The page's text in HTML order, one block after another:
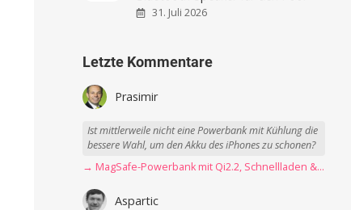
31. Juli 2026
Letzte Kommentare
Prasimir
Ist mittlerweile nicht eine Powerbank mit Kühlung die
bessere Wahl, um den Akku des iPhones zu schonen?
→ MagSafe-Powerbank mit Qi2.2, Schnellladen & USB-C-Kabel angeschaut
Aspartic